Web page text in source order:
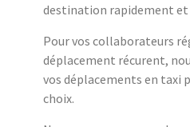
destination rapidement
Pour vos collaborateurs
déplacement récurent,
vos déplacements en taxi
choix.